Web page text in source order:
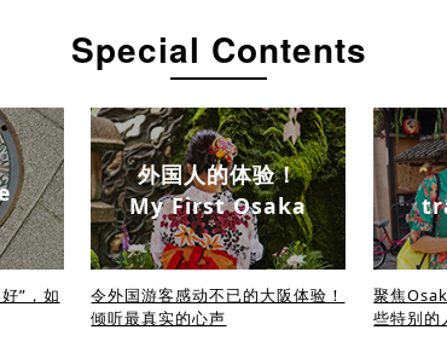
Special Contents
”，如
外国人的体验！
My First Osaka
令外国游客感动不已的大阪体验！
倾听最真实的心声
聚焦
些特别的